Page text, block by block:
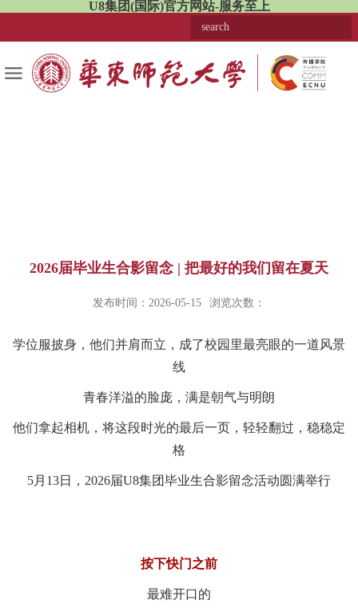
U8集团(国际)官方网站-服务至上
2026届毕业生合影留念 | 把最好的我们留在夏天
发布时间：2026-05-15 浏览次数：
学位服披身，他们并肩而立，成了校园里最亮眼的一道风景
线
青春洋溢的脸庞，满是朝气与明朗
他们拿起相机，将这段时光的最后一页，轻轻翻过，稳稳定
格
5月13日，2026届U8集团毕业生合影留念活动圆满举行
按下快门之前
最难开口的